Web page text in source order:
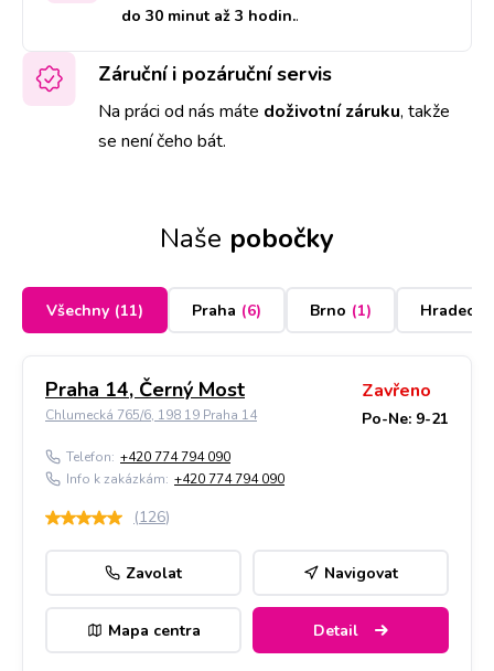
do 30 minut až 3 hodin..
Záruční i pozáruční servis
Na práci od nás máte doživotní záruku, takže
se není čeho bát.
Naše pobočky
Všechny (11) Praha (6) Brno (1) Hradec
Praha 14, Černý Most
Chlumecká 765/6, 198 19 Praha 14
Zavřeno
Po-Ne: 9-21
Telefon: +420 774 794 090
Info k zakázkám: +420 774 794 090
(126)
Zavolat Navigovat
Mapa centra Detail